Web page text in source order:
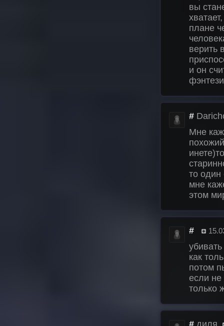
вы
плане
верить
и он
#
Мне
то
мне
этом
#
как
потом
если не
только
# диля